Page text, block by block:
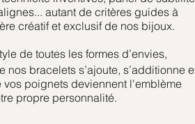
autant de critères guides à
créatif et exclusif de nos bijoux.
de toutes les formes d’envies,
nos bracelets s’ajoute, s’additionne
vos poignets deviennent l'emblème
propre personnalité.